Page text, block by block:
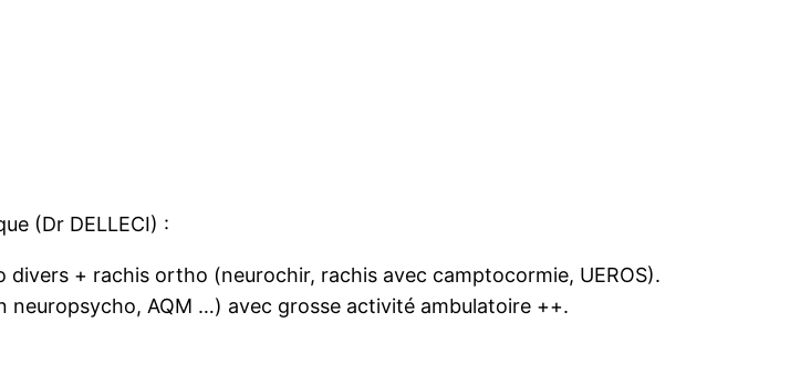
(Dr DELLECI) :
+ rachis ortho (neurochir, rachis avec camptocormie, UEROS).
AQM …) avec grosse activité ambulatoire ++.